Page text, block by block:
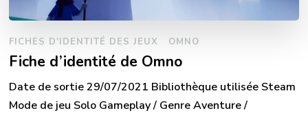
FICHES D'IDENTITÉ DES JEUX OMNO
Fiche d’identité de Omno
Date de sortie 29/07/2021 Bibliothèque utilisée Steam
Mode de jeu Solo Gameplay / Genre Aventure /